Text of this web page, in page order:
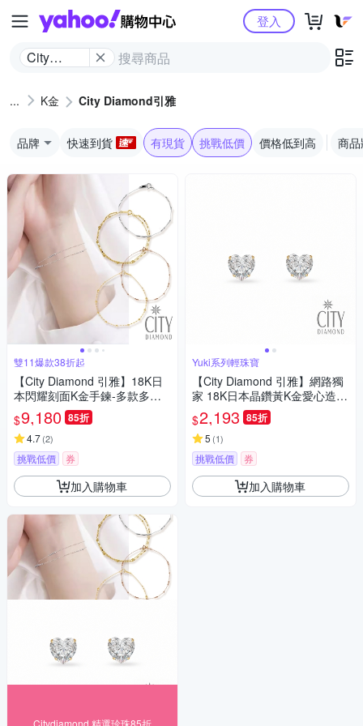
Yahoo購物中心
City
引雅
登入
K金 City Diamond引雅
品牌 快速到貨 有現貨 挑戰低價 價格低到高 商
雙11爆款38折起
【City Diamond 引雅】18K日
本閃耀刻面K金手鍊-多款多色
任選(東京Yuki表參道系列)
$9,180 85折
4.7(2)
挑戰低價 券
加入購物車
Yuki系列輕珠寶
【City Diamond 引雅】網路獨
家 18K日本晶鑽黃K金愛心造型
耳環(東京Yuki系列)
$2,193 85折
5 (1)
挑戰低價 券
加入購物車